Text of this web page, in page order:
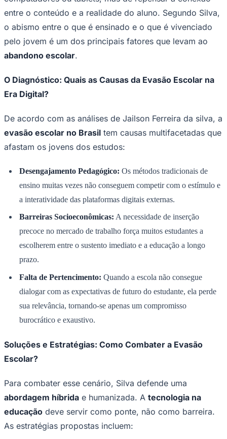
Jaislon Ferreira da Silva comenta que aeducação
brasileiraenfrenta um momento decisivo. Enquanto a
onipresentes, o sistema de ensino luta contra um inimigo
persistente: aevasão escolar.
Jailson Ferreira da Silva aponta que amodernização da
sala de aulanão é apenas uma questão de adquirir
computadores ou tablets, mas de repensar a conexão
entre o conteúdo e a realidade do aluno. Segundo Silva,
o abismo entre o que é ensinado e o que é vivenciado
abandono escolar
O Diagnóstico: Quais as Causas da Evasão Escolar na
De acordo com as análises de Jailson Ferreira da silva, a
evasão escolar no Brasil
tem causas multifacetadas que
afastam os jovens dos estudos:
Desengajamento Pedagógico:Os métodos tradicionais de
ensino muitas vezes não conseguem competir com o estímulo e